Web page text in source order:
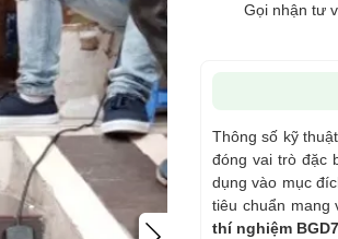
Gọi nhận tư
Thông số kỹ
đóng vai trò đặc
dụng vào mục
tiêu chuẩn mang
thí nghiệm